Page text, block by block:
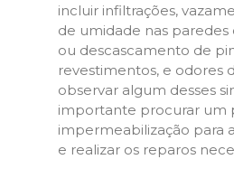
incluir infiltrações,
de umidade nas paredes
ou descascamento de
revestimentos, e odores
observar algum desses
importante procurar um
impermeabilização para
e realizar os reparos